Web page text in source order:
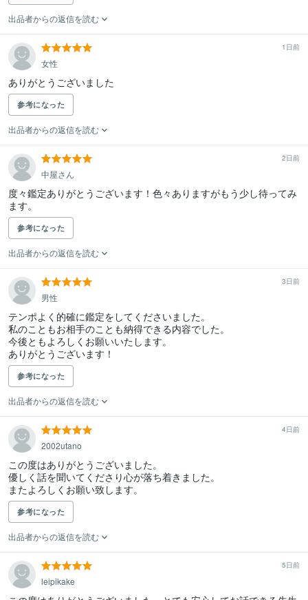
出品者からの返信を読む
1日前
女性
ありがとうございました
参考になった
出品者からの返信を読む
2日前
中屋さん
度々鑑定ありがとうございます！色々ありますがもう少し待ってみ
ます。
参考になった
出品者からの返信を読む
3日前
男性
テンポよく的確に鑑定をしてくださいました。
私のこともお相手のことも納得できる内容でした。
今後ともよろしくお願いいたします。
参考になった
出品者からの返信を読む
4日前
2002utano
この度はありがとうございました。
優しく話を聞いてくださり心が落ち着きました。
またよろしくお願い致します。
参考になった
出品者からの返信を読む
5日前
leipikake